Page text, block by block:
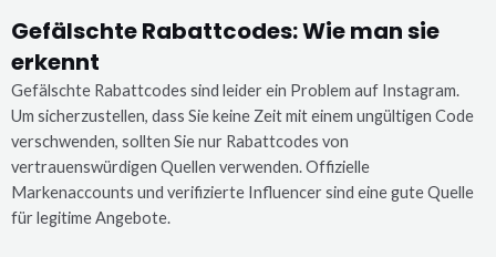
Gefälschte Rabattcodes: Wie man sie
erkennt
Gefälschte Rabattcodes sind leider ein Problem auf Instagram.
Um sicherzustellen, dass Sie keine Zeit mit einem ungültigen Code
verschwenden, sollten Sie nur Rabattcodes von
vertrauenswürdigen Quellen verwenden. Offizielle
Markenaccounts und verifizierte Influencer sind eine gute Quelle
für legitime Angebote.